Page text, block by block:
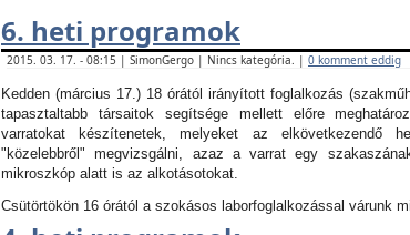
6. heti programok
2015. 03. 17. - 08:15 | SimonGergo | Nincs kategória. | 0 komment eddig
Kedden (március 17.) 18 órától irányított foglalkozás
tapasztaltabb társaitok segítsége mellett előre
varratokat készítenetek, melyeket az elkövetkezendő
"közelebbről" megvizsgálni, azaz a varrat egy
mikroszkóp alatt is az alkotásotokat.
Csütörtökön 16 órától a szokásos laborfoglalkozással várunk